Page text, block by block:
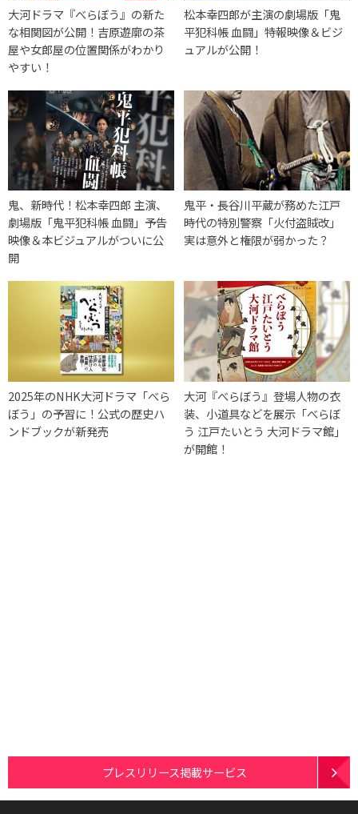
大河ドラマ『べらぼう』の新た
な相関図が公開！吉原遊廓の茶
屋や女郎屋の位置関係がわかり
やすい！
松本幸四郎が主演の劇場版「鬼
平犯科帳 血闘」特報映像＆ビジ
ュアルが公開！
鬼、新時代！松本幸四郎 主演、
劇場版「鬼平犯科帳 血闘」予告
映像＆本ビジュアルがついに公
開
鬼平・長谷川平蔵が務めた江戸
時代の特別警察「火付盗賊改」
実は意外と権限が弱かった？
2025年のNHK大河ドラマ「べら
ぼう」の予習に！公式の歴史ハ
ンドブックが新発売
大河『べらぼう』登場人物の衣
装、小道具などを展示「べらぼ
う 江戸たいとう 大河ドラマ館」
が開館！
プレスリリース掲載サービス